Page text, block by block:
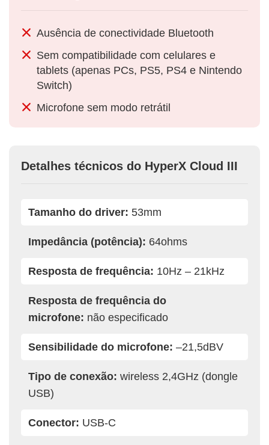
Ausência de conectividade Bluetooth
Sem compatibilidade com celulares e
tablets (apenas PCs, PS5, PS4 e Nintendo
Switch)
Microfone sem modo retrátil
Detalhes técnicos do HyperX Cloud III
Tamanho do driver: 53mm
Impedância (potência): 64ohms
Resposta de frequência: 10Hz – 21kHz
Resposta de frequência do
microfone: não especificado
Sensibilidade do microfone: –21,5dBV
Tipo de conexão: wireless 2,4GHz (dongle
USB)
Conector: USB-C